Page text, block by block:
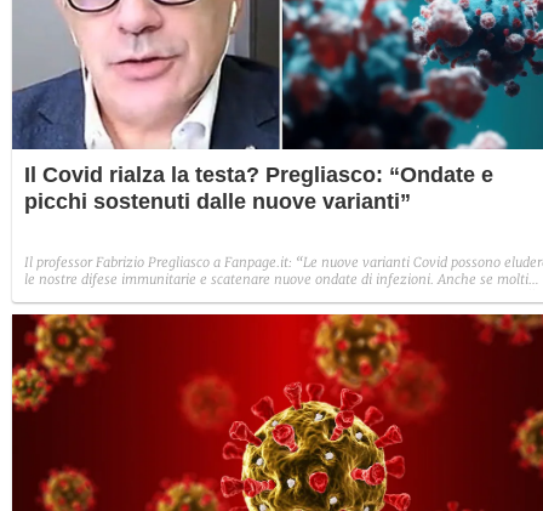
Il Covid rialza la testa? Pregliasco: “Ondate e
picchi sostenuti dalle nuove varianti”
Il professor Fabrizio Pregliasco a Fanpage.it: “Le nuove varianti Covid possono
le nostre difese immunitarie e scatenare nuove ondate di infezioni. Anche se molti